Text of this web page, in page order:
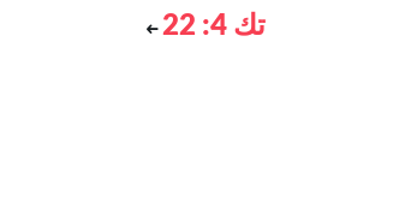
تك 4: 22